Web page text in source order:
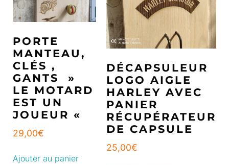
PORTE
MANTEAU,
CLÉS ,
GANTS »
LE MOTARD
EST UN
JOUEUR «
29,00€
Ajouter au panier
DÉCAPSULEUR
LOGO AIGLE
HARLEY AVEC
PANIER
RÉCUPÉRATEUR
DE CAPSULE
25,00€